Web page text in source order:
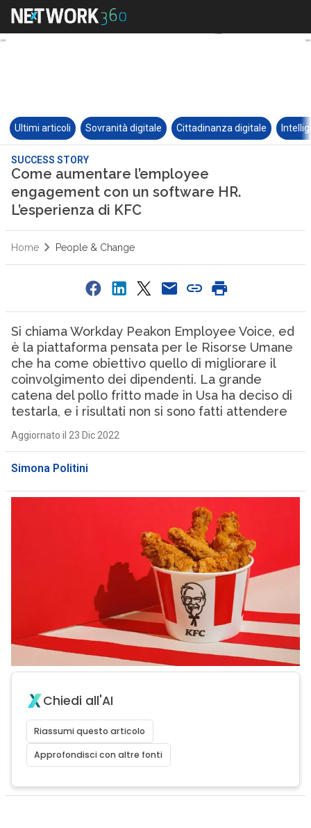
Ultimi articoli Sovranità digitale Cittadinanza digitale
SUCCESS STORY
Come aumentare l’employee
engagement con un software HR.
L’esperienza di KFC
Home People & Change
Si chiama Workday Peakon Employee Voice, ed
è la piattaforma pensata per le Risorse Umane
che ha come obiettivo quello di migliorare il
coinvolgimento dei dipendenti. La grande
catena del pollo fritto made in Usa ha deciso di
testarla, e i risultati non si sono fatti attendere
Aggiornato il 23 Dic 2022
Simona Politini
Chiedi all'AI
Riassumi questo articolo
Approfondisci con altre fonti